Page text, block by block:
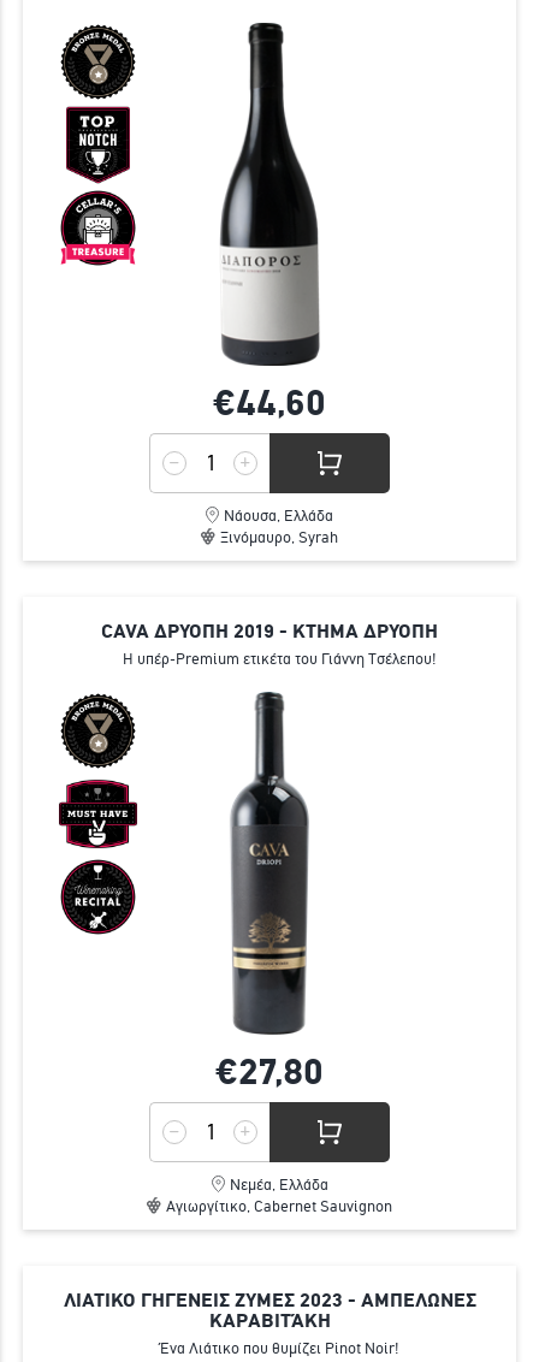
€44,60
Νάουσα, Ελλάδα
Ξινόμαυρο, Syrah
CAVA ΔΡΥΟΠΗ 2019 - ΚΤΗΜΑ ΔΡΥΟΠΗ
Η υπέρ-Premium ετικέτα του Γιάννη Τσέλεπου!
€27,80
Νεμέα, Ελλάδα
Αγιωργίτικο, Cabernet Sauvignon
ΛΙΑΤΙΚΟ ΓΗΓΕΝΕΙΣ ΖΥΜΕΣ 2023 - ΑΜΠΕΛΩΝΕΣ
ΚΑΡΑΒΙΤΆΚΗ
Ένα Λιάτικο που θυμίζει Pinot Noir!